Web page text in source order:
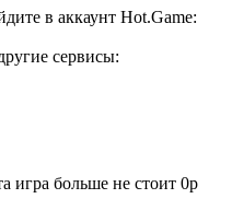
в аккаунт Hot.Game:
сервисы:
игра больше не стоит 0р